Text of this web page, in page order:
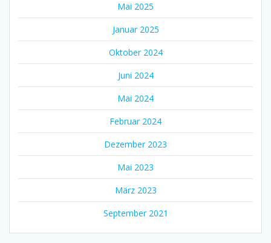
Mai 2025
Januar 2025
Oktober 2024
Juni 2024
Mai 2024
Februar 2024
Dezember 2023
Mai 2023
März 2023
September 2021